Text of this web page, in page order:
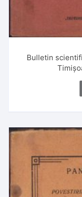
Bulletin